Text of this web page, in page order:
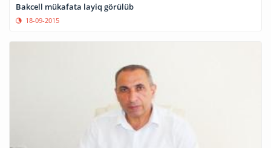
Bakcell mükafata layiq görülüb
18-09-2015